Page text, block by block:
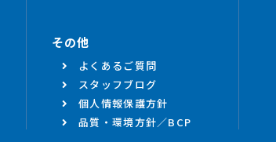
その他
よくあるご質問
スタッフブログ
個人情報保護方針
品質・環境方針／BCP